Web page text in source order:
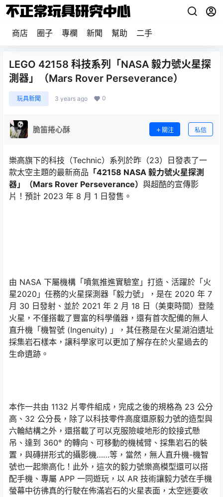
商店 圈子 專欄 新聞 幫助 二手
LEGO 42158 科技系列「NASA 毅力號火星探
測器」（Mars Rover Perseverance）
玩具新聞 3 years ago 0
脆笛捲心酥 關注 私信
樂高旗下的科技（Technic）系列於昨（23）日發表了一
款太空主題的最新商品 「42158 NASA 毅力號火星探測
器」（Mars Rover Perseverance） 與超酷的宣傳影
片！預計 2023 年 8 月 1 日發售。
由 NASA 下屬機構「噴氣推進實驗室」打造、活躍於「火
星2020」任務的火星探測器「毅力號」，是在 2020 年 7
月 30 日發射、並於 2021 年 2 月 18 日（美東時間）登陸
火星，不僅搭載了豐富的科學儀器，還有首次配備的無人
直升機「機智號 (Ingenuity) 」，其任務是在火星湖泊遺址
採集岩石樣本，讓科學家可以更加了解存在於火星過去的
生命遺跡。
本作一共由 1132 片零件組成，完成之後的規格為 23 公分
高、32 公分長，除了以科技零件高度還原毅力號的造型與
六輪結構之外，還搭載了可以克服險峻地形的鉸接式懸
吊、達到 360° 的轉向、可移動的機械臂、採集岩石的裝
置，與磚拼形式的攝影機……等，當然，無人直升機-機智
號也一起樂高化！此外，這次的毅力號樂高模型還可以搭
配手機、專屬 APP 一同遊玩，以 AR 技術讓毅力號在手機
螢幕中彷彿真的行駛在佈滿岩石的火星表面，太空迷要收